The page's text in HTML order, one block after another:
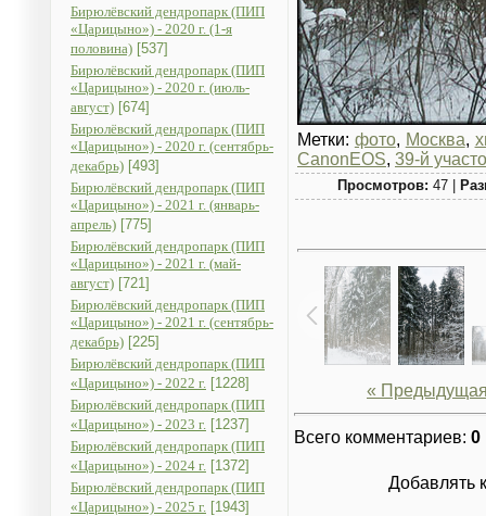
Бирюлёвский дендропарк (ПИП
«Царицыно») - 2020 г. (1-я
половина) [537]
Бирюлёвский дендропарк (ПИП
«Царицыно») - 2020 г. (июль-
август) [674]
Бирюлёвский дендропарк (ПИП
«Царицыно») - 2020 г. (сентябрь-
декабрь) [493]
Бирюлёвский дендропарк (ПИП
«Царицыно») - 2021 г. (январь-
апрель) [775]
Бирюлёвский дендропарк (ПИП
«Царицыно») - 2021 г. (май-
август) [721]
Бирюлёвский дендропарк (ПИП
«Царицыно») - 2021 г. (сентябрь-
декабрь) [225]
Бирюлёвский дендропарк (ПИП
«Царицыно») - 2022 г. [1228]
Бирюлёвский дендропарк (ПИП
«Царицыно») - 2023 г. [1237]
Бирюлёвский дендропарк (ПИП
«Царицыно») - 2024 г. [1372]
Бирюлёвский дендропарк (ПИП
«Царицыно») - 2025 г. [1943]
Метки: фото, Москва,
CanonEOS, 39-й
Просмотров: 47 |
«
Всего комментариев: 0
Добавлять